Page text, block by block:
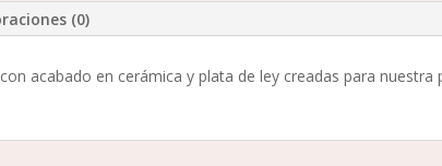
(0)
acabado en cerámica y plata de ley creadas para